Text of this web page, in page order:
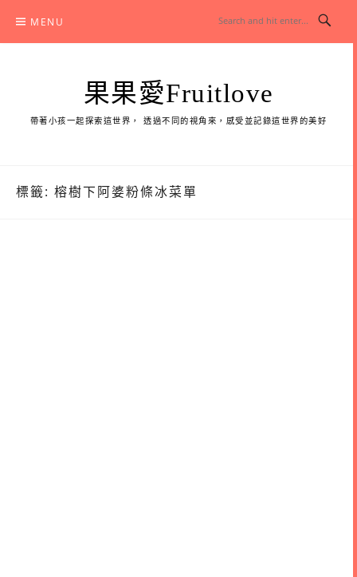
content
MENU
果果愛Fruitlove
帶著小孩一起探索這世界， 透過不同的視角來，感受並記錄這世界的美好
標籤: 榕樹下阿婆粉條冰菜單